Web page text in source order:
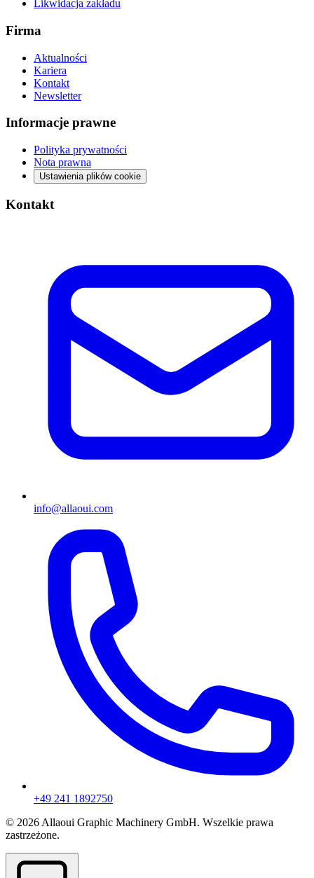
Likwidacja zakładu
Firma
Aktualności
Kariera
Kontakt
Newsletter
Informacje prawne
Polityka prywatności
Nota prawna
Ustawienia plików cookie
Kontakt
info@allaoui.com
+49 241 1892750
© 2026 Allaoui Graphic Machinery GmbH. Wszelkie prawa
zastrzeżone.